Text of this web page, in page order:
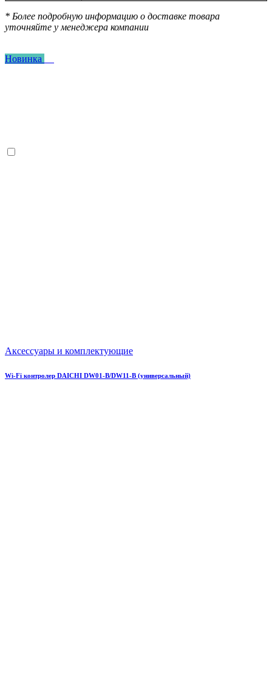
* Более подробную информацию о доставке товара
уточняйте у менеджера компании
Новинка
Аксессуары и комплектующие
Wi-Fi контролер DAICHI DW01-B/DW11-B (универсальный)